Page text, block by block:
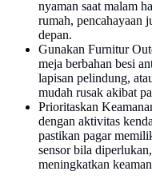
nyaman saat malam
rumah, pencahayaan
depan.
Gunakan Furnitur
meja berbahan besi
lapisan pelindung,
mudah rusak akibat
Prioritaskan
dengan aktivitas
pastikan pagar
sensor bila
meningkatkan